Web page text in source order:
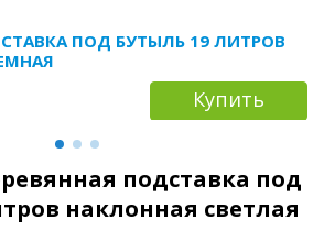
ПОД БУТЫЛЬ 19 ЛИТРОВ
Купить
подставка под
наклонная светлая